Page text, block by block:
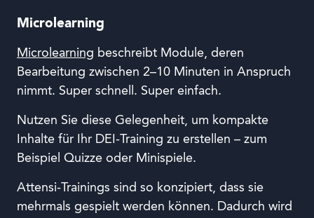
Microlearning
Microlearning beschreibt Module, deren
Bearbeitung zwischen 2–10 Minuten in Anspruch
nimmt. Super schnell. Super einfach.
Nutzen Sie diese Gelegenheit, um kompakte
Inhalte für Ihr DEI-Training zu erstellen – zum
Beispiel Quizze oder Minispiele.
Attensi-Trainings sind so konzipiert, dass sie
mehrmals gespielt werden können. Dadurch wird